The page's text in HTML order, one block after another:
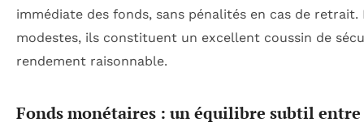
immédiate des fonds, sans pénalités en cas de
modestes, ils constituent un excellent coussin de
rendement raisonnable.
Fonds monétaires : un équilibre subtil